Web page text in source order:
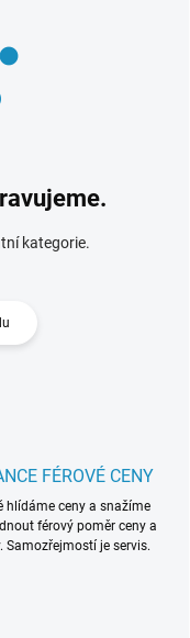
kategorie.
FÉROVÉ CENY
hlídáme ceny a snažíme
férový poměr ceny a
Samozřejmostí je servis.